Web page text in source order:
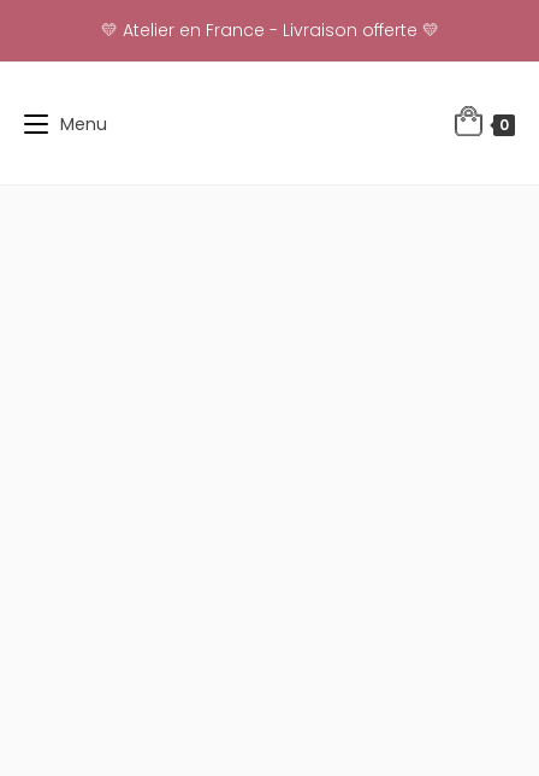
content
💛 Atelier en France - Livraison offerte 💛
Menu 0